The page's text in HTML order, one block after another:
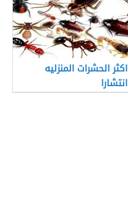
اكثر الحشرات المنزليه
انتشارا